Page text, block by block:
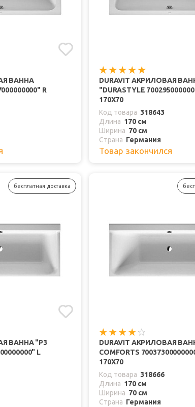
ВАННА
R
DURAVIT АКРИЛОВАЯ
"DURASTYLE
170Х70
Код товара 318643
Длина 170 см
Ширина 70 см
Страна Германия
Товар закончился
бесплатная доставка
ВАННА "P3
L
DURAVIT АКРИЛОВАЯ
COMFORTS
170Х70
Код товара 318666
Длина 170 см
Ширина 70 см
Страна Германия